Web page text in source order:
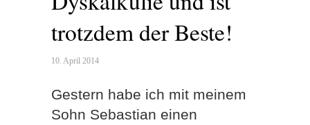
trotzdem der Beste!
10. April 2014
Gestern habe ich mit meinem
Sohn Sebastian einen